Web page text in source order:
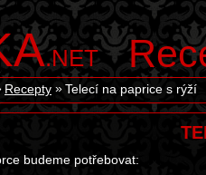
.NET
Recepty Telecí na paprice s rýží
budeme potřebovat: